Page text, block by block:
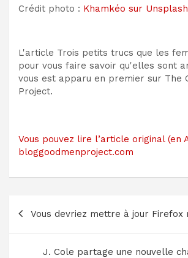
Crédit photo : Khamkéo sur Unsplash
L'article Trois petits trucs que les
pour vous faire savoir qu'elles sont
vous est apparu en premier sur The
Project.
Vous pouvez lire l’article original (en
bloggoodmenproject.com
de
l’article
Vous devriez mettre à jour Firefox
J. Cole partage une nouvelle